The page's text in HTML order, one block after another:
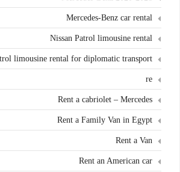
Mercedes-Benz car rental
Nissan Patrol limousine rental
limousine rental for diplomatic transport
re
Rent a cabriolet – Mercedes
Rent a Family Van in Egypt
Rent a Van
Rent an American car